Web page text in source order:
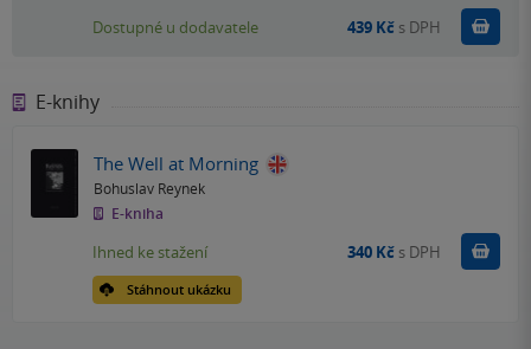
Dostupné u dodavatele 439 Kč s DPH
E-knihy
The Well at Morning
Bohuslav Reynek
E-kniha
Stáhnout ukázku
Ihned ke stažení 340 Kč s DPH Koupit